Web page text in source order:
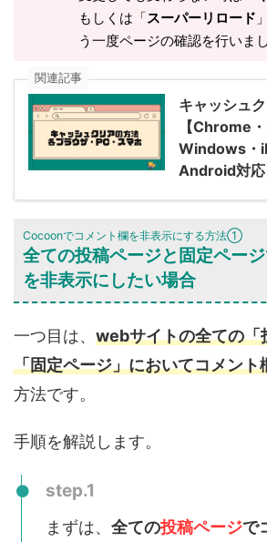
もしくは「スーパーリロード
う一度ページの確認を行いまし
関連記事
キャッシュ
【Chrome
Windows・
Android対応
Cocoonでコメント欄を非表示にする方法①
全ての投稿ページと固定ペー
を非表示にしたい場合
一つ目は、 webサイトの全ての「
「固定ページ」においてコメント
方法です。
手順を解説します。
step.1
まずは、 全ての投稿ページで